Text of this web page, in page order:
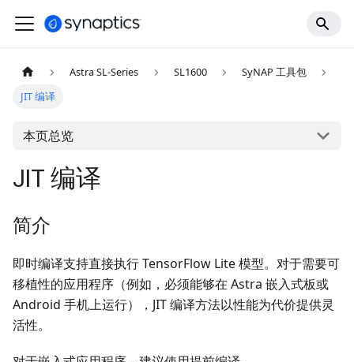
Astra SL-Series SL1600
SyNAP 工具包
JIT 编译
本页总览
JIT 编译
简介
即时编译支持直接执行 TensorFlow Lite 模型。对于需要可
移植性的应用程序（例如，必须能够在 Astra 嵌入式板或
Android 手机上运行），JIT 编译方法以性能为代价提供灵
活性。